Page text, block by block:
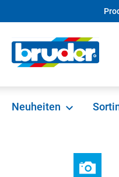
Zur
Neuheiten